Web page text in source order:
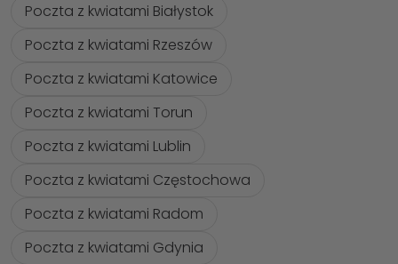
Poczta z kwiatami Białystok
Poczta z kwiatami Rzeszów
Poczta z kwiatami Katowice
Poczta z kwiatami Torun
Poczta z kwiatami Lublin
Poczta z kwiatami Częstochowa
Poczta z kwiatami Radom
Poczta z kwiatami Gdynia